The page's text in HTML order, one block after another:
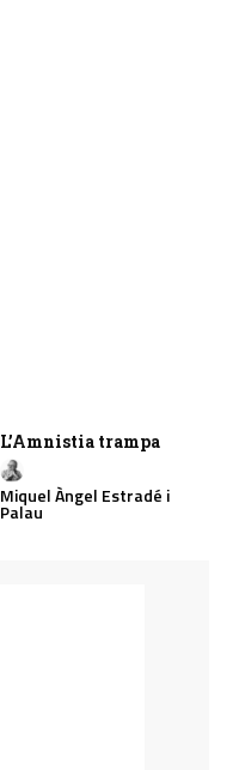
L’Amnistia trampa
Miquel Àngel Estradé i
Palau